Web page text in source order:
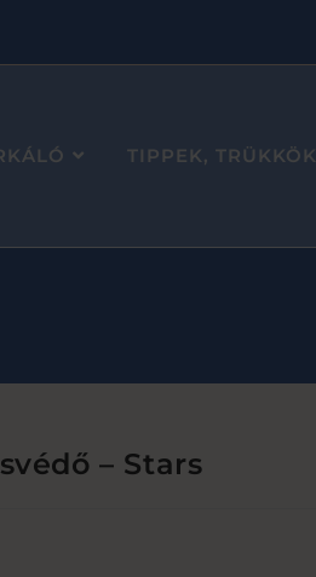
TIPPEK, TRÜKKÖK
– Stars